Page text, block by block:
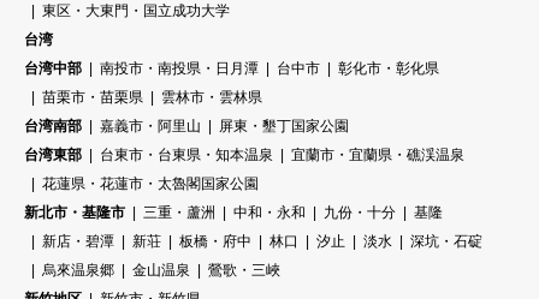
東区・大東門・国立成功大学
台湾
台湾中部
南投市・南投県・日月潭 台中市
彰化市・彰化県
苗栗市・苗栗県
雲林市・雲林県
台湾南部
嘉義市・阿里山
屏東・墾丁国家公園
台湾東部
台東市・台東県・知本温泉
宜蘭市・宜蘭県・礁渓温泉
花蓮県・花蓮市・太魯閣国家公園
新北市・基隆市
三重・蘆洲 中和・永和 九份・十分
基隆
新店・碧潭
新荘 板橋・府中 林口 汐止 淡水
深坑・石碇
烏來温泉郷
金山温泉
鶯歌・三峽